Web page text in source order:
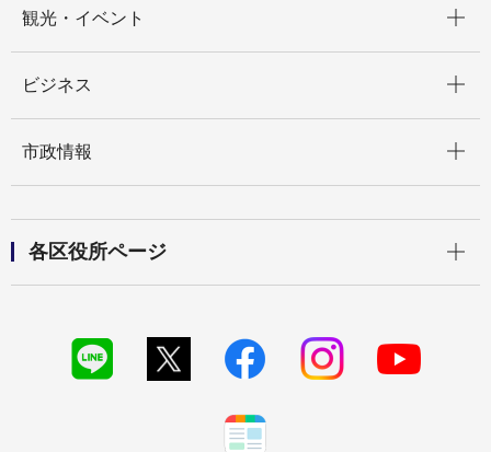
観光・イベント
ビジネス
市政情報
各区役所ページ